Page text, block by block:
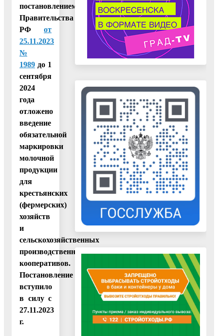
постановлением
Правительства
РФ от
25.11.2023
№
1989 до 1
сентября
2024
года
отложено
введение
обязательной
маркировки
молочной
продукции
для
крестьянских
(фермерских)
хозяйств
и
сельскохозяйственных
производственных
кооперативов.
Постановление
вступило
в силу с
27.11.2023
г.